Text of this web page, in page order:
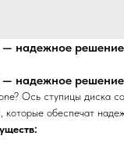
надежное
надежное
Ось ступицы диска
обеспечат